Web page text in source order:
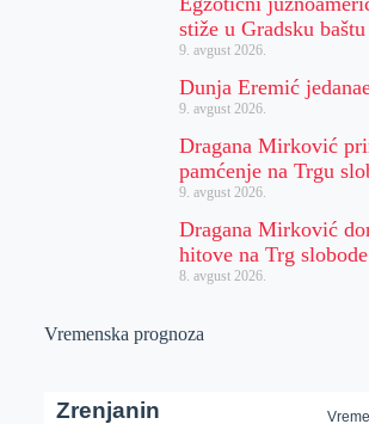
stiže u Gradsku baštu
9. avgust 2026.
Dunja Eremić
9. avgust 2026.
Dragana Mirković
pamćenje na Trgu
9. avgust 2026.
Dragana Mirković
hitove na Trg slobode
8. avgust 2026.
Vremenska prognoza